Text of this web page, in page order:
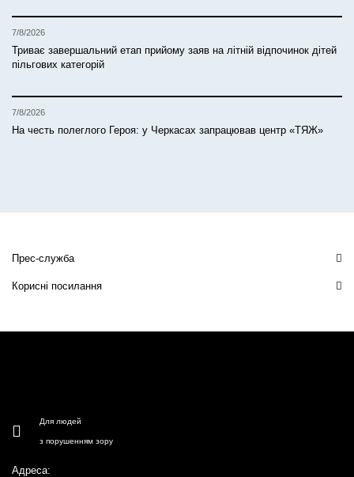
7/8/2026
Триває завершальний етап прийому заяв на літній відпочинок дітей
пільгових категорій
7/8/2026
На честь полеглого Героя: у Черкасах запрацював центр «ТЯЖ»
Прес-служба
Корисні посилання
Для людей
з порушенням зору
Адреса: